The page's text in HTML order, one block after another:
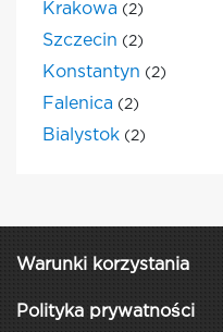
Krakowa (2)
Szczecin (2)
Konstantyn (2)
Falenica (2)
Bialystok (2)
Warunki korzystania
Polityka prywatności